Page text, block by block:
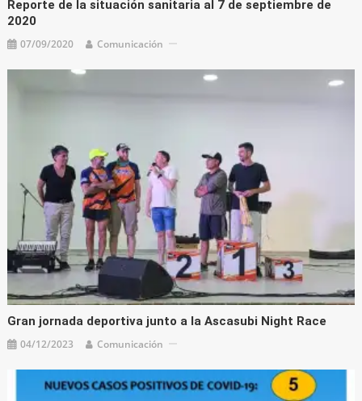
Reporte de la situación sanitaria al 7 de septiembre de
2020
07/09/2020 Comunicación
Gran jornada deportiva junto a la Ascasubi Night Race
04/12/2023 Comunicación